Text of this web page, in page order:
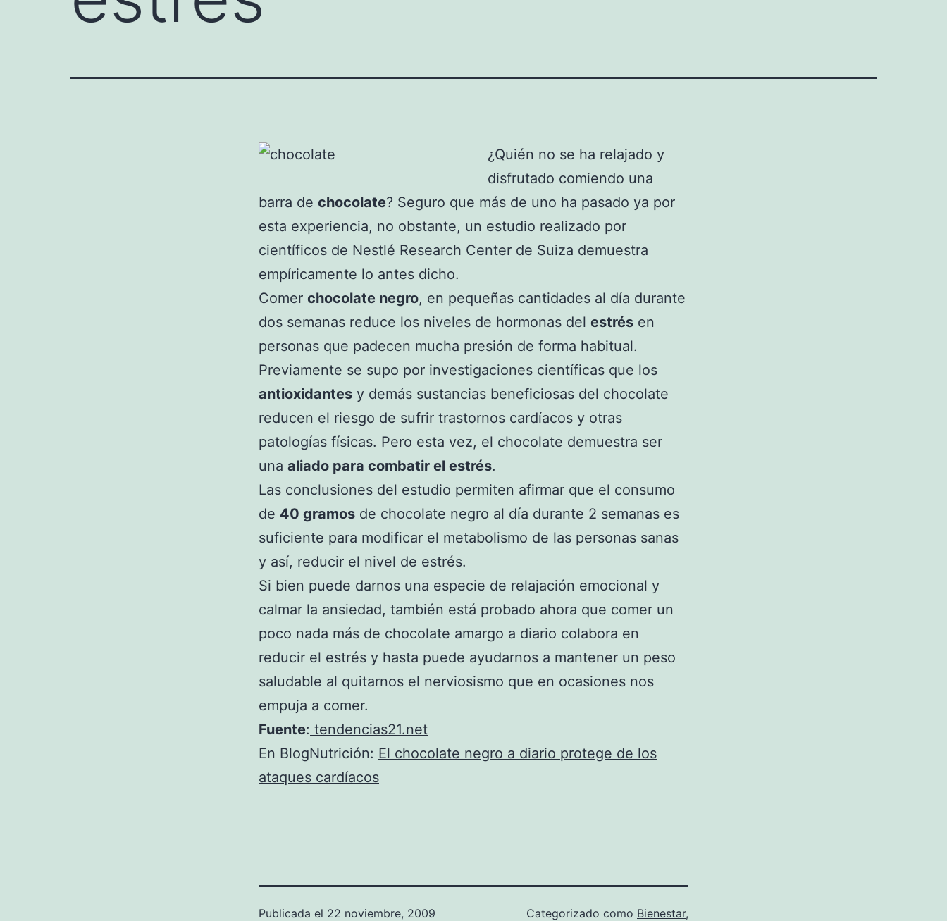
¿Quién no se ha relajado y
disfrutado comiendo una
barra de chocolate? Seguro que más de uno ha pasado ya por
esta experiencia, no obstante, un estudio realizado por
científicos de Nestlé Research Center de Suiza demuestra
empíricamente lo antes dicho.
Comer chocolate negro, en pequeñas cantidades al día durante
dos semanas reduce los niveles de hormonas del estrés en
personas que padecen mucha presión de forma habitual.
Previamente se supo por investigaciones científicas que los
antioxidantes y demás sustancias beneficiosas del chocolate
reducen el riesgo de sufrir trastornos cardíacos y otras
patologías físicas. Pero esta vez, el chocolate demuestra ser
una aliado para combatir el estrés.
Las conclusiones del estudio permiten afirmar que el consumo
de 40 gramos de chocolate negro al día durante 2 semanas es
suficiente para modificar el metabolismo de las personas sanas
y así, reducir el nivel de estrés.
Si bien puede darnos una especie de relajación emocional y
calmar la ansiedad, también está probado ahora que comer un
poco nada más de chocolate amargo a diario colabora en
reducir el estrés y hasta puede ayudarnos a mantener un peso
saludable al quitarnos el nerviosismo que en ocasiones nos
empuja a comer.
Fuente: tendencias21.net
En BlogNutrición: El chocolate negro a diario protege de los
ataques cardíacos
Publicada el 22 noviembre, 2009
Categorizado como Bienestar,